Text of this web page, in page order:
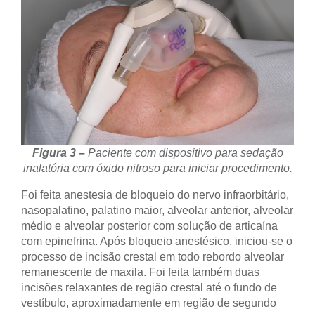
Figura 3 – Paciente com dispositivo para sedação
inalatória com óxido nitroso para iniciar procedimento.
Foi feita anestesia de bloqueio do nervo infraorbitário,
nasopalatino, palatino maior, alveolar anterior, alveolar
médio e alveolar posterior com solução de articaína
com epinefrina. Após bloqueio anestésico, iniciou-se o
processo de incisão crestal em todo rebordo alveolar
remanescente de maxila. Foi feita também duas
incisões relaxantes de região crestal até o fundo de
vestíbulo, aproximadamente em região de segundo